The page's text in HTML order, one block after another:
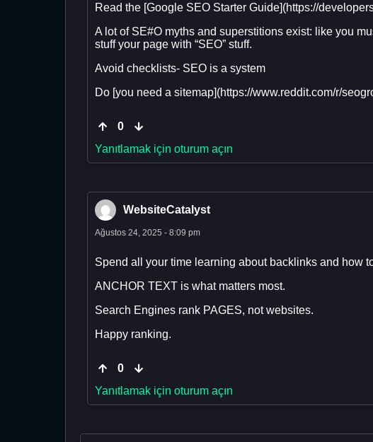
Read the [Google SEO Starter Guide](https://
A lot of SE#O myths and superstitions exist: like you
stuff your page with “SEO” stuff.
Avoid checklists- SEO is a system
Do [you need a sitemap](https://www.reddit.com/r/
0
Yanıtlamak için oturum açın
WebsiteCatalyst
Ağustos 24, 2025 - 8:09 pm
Spend all your time learning about backlinks and how
ANCHOR TEXT is what matters most.
Search Engines rank PAGES, not websites.
Happy ranking.
0
Yanıtlamak için oturum açın